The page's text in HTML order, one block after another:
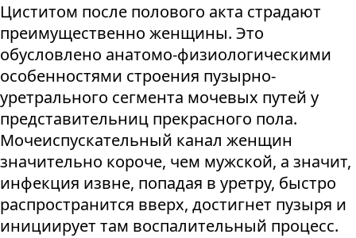
Циститом после полового акта страдают
преимущественно женщины. Это
обусловлено анатомо-физиологическими
особенностями строения пузырно-
уретрального сегмента мочевых путей у
представительниц прекрасного пола.
Мочеиспускательный канал женщин
значительно короче, чем мужской, а значит,
инфекция извне, попадая в уретру, быстро
распространится вверх, достигнет пузыря и
инициирует там воспалительный процесс.